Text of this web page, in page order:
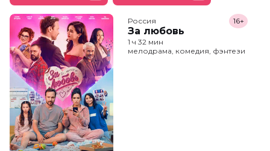
Россия
За любовь
16+
1 ч 32 мин
мелодрама, комедия, фэнтези